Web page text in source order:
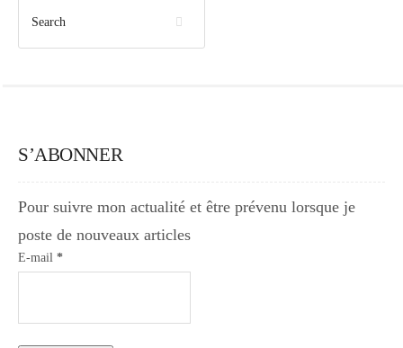
S’ABONNER
Pour suivre mon actualité et être prévenu lorsque je
poste de nouveaux articles
E-mail *